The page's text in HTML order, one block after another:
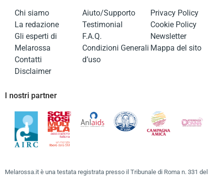
Chi siamo
La redazione
Gli esperti di
Melarossa
Contatti
Disclaimer
Aiuto/Supporto
Testimonial
F.A.Q.
Condizioni Generali
d’uso
Privacy Policy
Cookie Policy
Newsletter
Mappa del sito
I nostri partner
Melarossa.it è una testata registrata presso il Tribunale di Roma n. 331 del